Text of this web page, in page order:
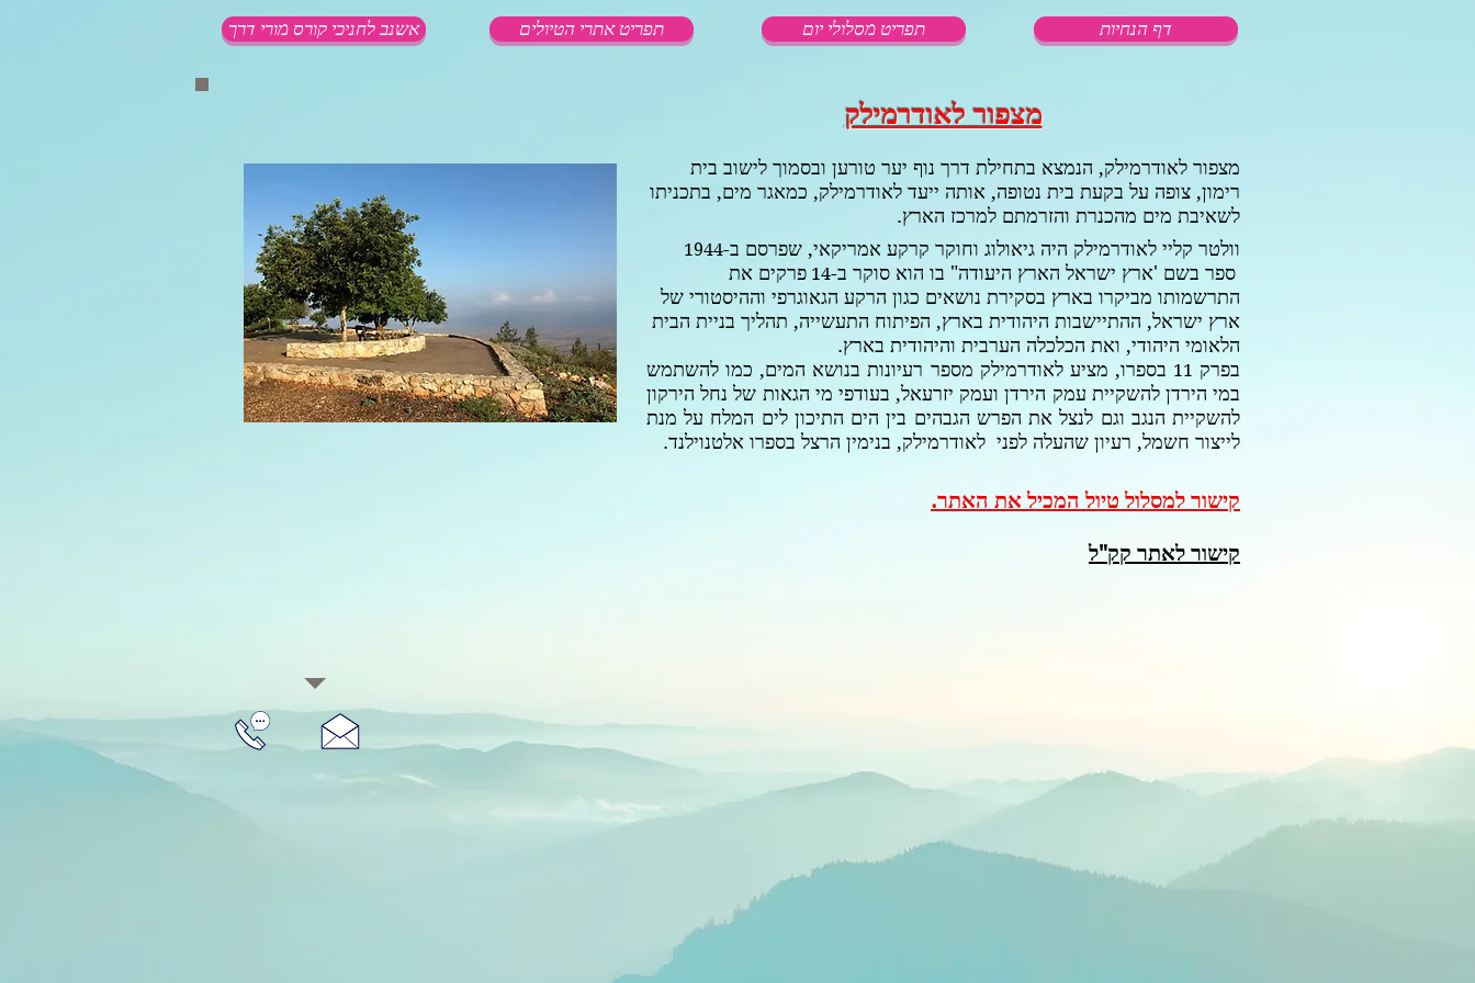
אשנב לחניכי קורס מורי דרך תפריט אתרי הטיולים תפריט מסלולי יום דף הנחיות
מצפור לאודרמילק
מצפור לאודרמילק, הנמצא בתחילת דרך נוף יער טורען ובסמוך לישוב בית
רימון, צופה על בקעת בית נטופה, אותה ייעד לאודרמילק, כמאגר מים, בתכניתו
לשאיבת מים מהכנרת והזרמתם למרכז הארץ.
וולטר קליי לאודרמילק היה גיאולוג וחוקר קרקע אמריקאי, שפרסם ב-1944
ספר בשם 'ארץ ישראל הארץ היעודה" בו הוא סוקר ב-14 פרקים את
התרשמותו מביקרו בארץ בסקירת נושאים כגון הרקע הגאוגרפי וההיסטורי של
ארץ ישראל, ההתיישבות היהודית בארץ, הפיתוח התעשייה, תהליך בניית הבית
הלאומי היהודי, ואת הכלכלה הערבית והיהודית בארץ.
בפרק 11 בספרו, מציעלאודרמילק מספר רעיונות בנושא המים, כמו להשתמש
במי הירדן להשקיית עמק הירדן ועמק יזרעאל, בעודפי מי הגאות של נחל הירקון
להשקיית הנגב וגם לנצל את הפרש הגבהים בין הים התיכון לים המלח על מנת
לייצור חשמל, רעיון שהעלה לפני לאודרמילק, בנימין הרצל בספרו אלטנוילנד.
קישור למסלול טיול המכיל את האתר.
קישור לאתר קק"ל